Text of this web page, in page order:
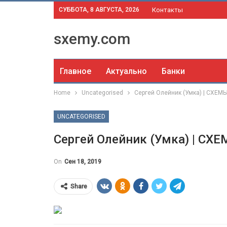
СУББОТА, 8 АВГУСТА, 2026 Контакты
sxemy.com
Главное Актуально Банки
Home Uncategorised Сергей Олейник (Умка) | СХЕМЫ
UNCATEGORISED
Сергей Олейник (Умка) |
On Сен 18, 2019
Share